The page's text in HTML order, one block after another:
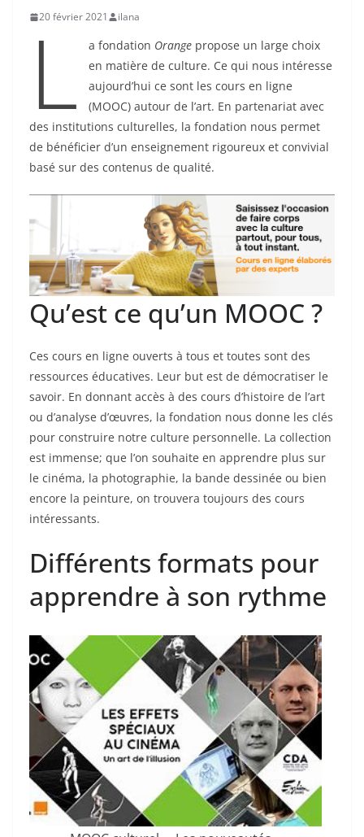
20 février 2021 ilana
L a fondation Orangepropose un large choix
en matière de culture. Ce qui nous intéresse
aujourd’hui ce sont les cours en ligne
(MOOC) autour de l’art. En partenariat avec
des institutions culturelles, la fondation nous permet
de bénéficier d’un enseignement rigoureux et convivial
basé sur des contenus de qualité.
Qu’est ce qu’un MOOC ?
Ces cours en ligne ouverts à tous et toutes sont des
ressources éducatives. Leur but est de démocratiser le
savoir. En donnant accès à des cours d’histoire de l’art
ou d’analyse d’œuvres, la fondation nous donne les clés
pour construire notre culture personnelle. La collection
est immense; que l’on souhaite en apprendre plus sur
le cinéma, la photographie, la bande dessinée ou bien
encore la peinture, on trouvera toujours des cours
intéressants.
Différents formats pour
apprendre à son rythme